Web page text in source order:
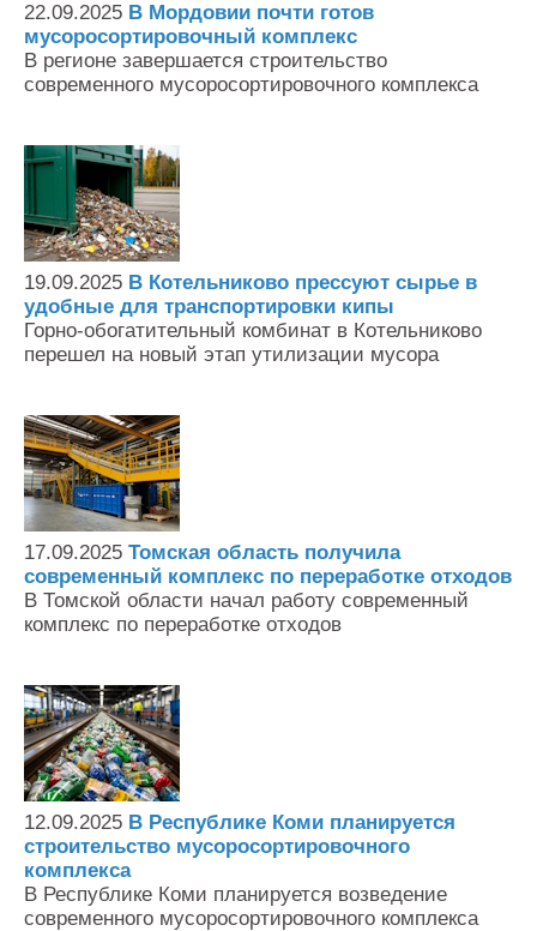
22.09.2025 В Мордовии почти готов
мусоросортировочный комплекс
В регионе завершается строительство
современного мусоросортировочного комплекса
19.09.2025 В Котельниково прессуют сырье в
удобные для транспортировки кипы
Горно-обогатительный комбинат в Котельниково
перешел на новый этап утилизации мусора
17.09.2025 Томская область получила
современный комплекс по переработке отходов
В Томской области начал работу современный
комплекс по переработке отходов
12.09.2025 В Республике Коми планируется
строительство мусоросортировочного
комплекса
В Республике Коми планируется возведение
современного мусоросортировочного комплекса